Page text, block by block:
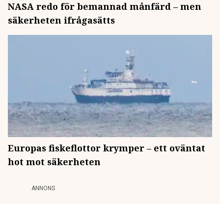
NASA redo för bemannad månfärd – men
säkerheten ifrågasätts
Europas fiskeflottor krymper – ett oväntat
hot mot säkerheten
ANNONS